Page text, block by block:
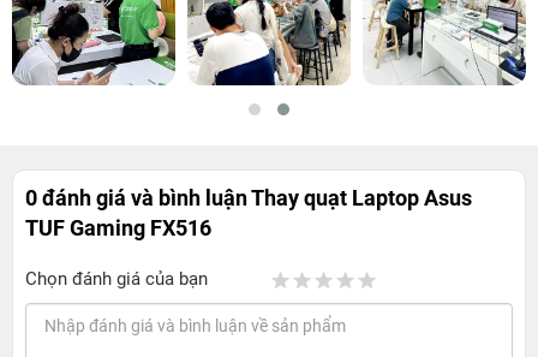
0 đánh giá và bình luậnThay quạt Laptop Asus
TUF Gaming FX516
Chọn đánh giá của bạn